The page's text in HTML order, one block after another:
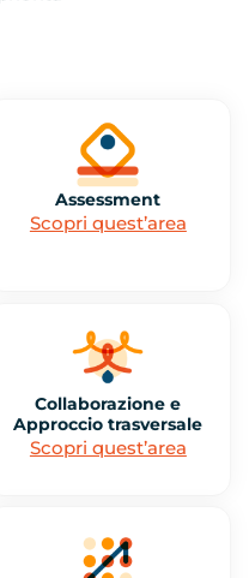
Assessment
Scopri quest’area
Collaborazione e
Approccio trasversale
Scopri quest’area